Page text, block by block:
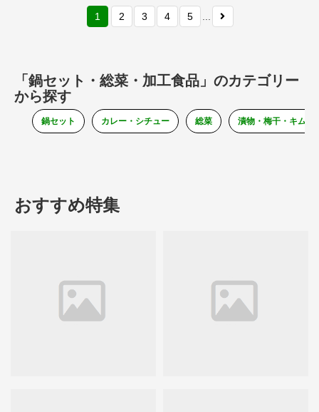
1 2 3 4 5
「鍋セット・総菜・加工食品」のカテゴリー
から探す
鍋セット カレー・シチュー 総菜 漬物・梅干・キムチ
おすすめ特集